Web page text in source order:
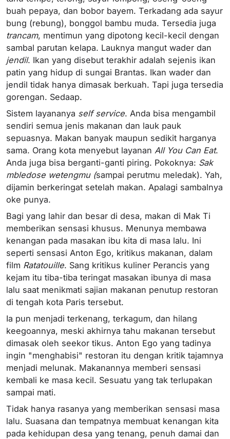
buah pepaya, dan bobor bayem. Terkadang ada sayur
bung (rebung), bonggol bambu muda. Tersedia juga
trancam, mentimun yang dipotong kecil-kecil dengan
sambal parutan kelapa. Lauknya mangut wader dan
jendil. Ikan yang disebut terakhir adalah sejenis ikan
patin yang hidup di sungai Brantas. Ikan wader dan
jendil tidak hanya dimasak berkuah. Tapi juga tersedia
gorengan. Sedaap.
Sistem layananya self service. Anda bisa mengambil
sendiri semua jenis makanan dan lauk pauk
sepuasnya. Makan banyak maupun sedikit harganya
sama. Orang kota menyebut layanan All You Can Eat.
Anda juga bisa berganti-ganti piring. Pokoknya: Sak
mbledose wetengmu (sampai perutmu meledak). Yah,
dijamin berkeringat setelah makan. Apalagi sambalnya
oke punya.
Bagi yang lahir dan besar di desa, makan di Mak Ti
memberikan sensasi khusus. Menunya membawa
kenangan pada masakan ibu kita di masa lalu. Ini
seperti sensasi Anton Ego, kritikus makanan, dalam
film Ratatouille. Sang kritikus kuliner Perancis yang
kejam itu tiba-tiba teringat masakan ibunya di masa
lalu saat menikmati sajian makanan penutup restoran
di tengah kota Paris tersebut.
Ia pun menjadi terkenang, terkagum, dan hilang
keegoannya, meski akhirnya tahu makanan tersebut
dimasak oleh seekor tikus. Anton Ego yang tadinya
ingin "menghabisi" restoran itu dengan kritik tajamnya
menjadi melunak. Makanannya memberi sensasi
kembali ke masa kecil. Sesuatu yang tak terlupakan
sampai mati.
Tidak hanya rasanya yang memberikan sensasi masa
lalu. Suasana dan tempatnya membuat kenangan kita
pada kehidupan desa yang tenang, penuh damai dan